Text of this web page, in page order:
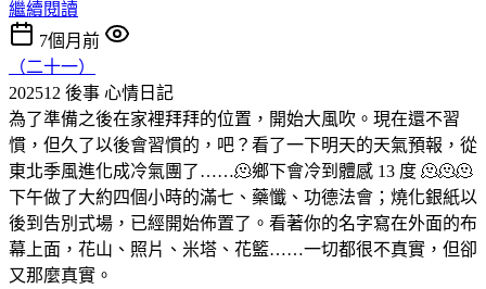
繼續閱讀
7個月前
（二十一）
202512 後事 心情日記
為了準備之後在家裡拜拜的位置，開始大風吹。現在還不習
慣，但久了以後會習慣的，吧？看了一下明天的天氣預報，從
東北季風進化成冷氣團了……🫠鄉下會冷到體感 13 度 🫠🫠🫠
下午做了大約四個小時的滿七、藥懺、功德法會；燒化銀紙以
後到告別式場，已經開始佈置了。看著你的名字寫在外面的布
幕上面，花山、照片、米塔、花籃……一切都很不真實，但卻
又那麼真實。